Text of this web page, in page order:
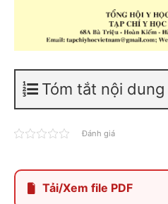
Tóm tắt nội dung
Đánh giá
Tải/Xem file PDF